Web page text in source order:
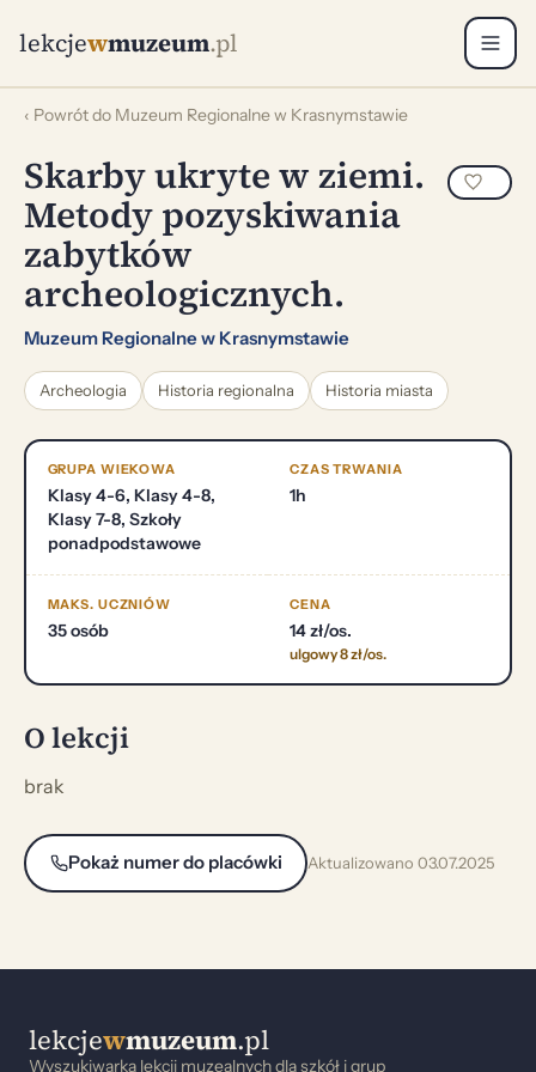
lekcjewmuzeum.pl
‹ Powrót do Muzeum Regionalne w Krasnymstawie
Skarby ukryte w ziemi.
Metody pozyskiwania
zabytków
archeologicznych.
Muzeum Regionalne w Krasnymstawie
Archeologia Historia regionalna Historia miasta
GRUPA WIEKOWA
Klasy 4-6, Klasy 4-8,
Klasy 7-8, Szkoły
ponadpodstawowe
CZAS TRWANIA
1h
MAKS. UCZNIÓW
35 osób
CENA
14 zł/os.
ulgowy 8 zł/os.
O lekcji
brak
Pokaż numer do placówki Aktualizowano 03.07.2025
lekcjewmuzeum.pl
Wyszukiwarka lekcji muzealnych dla szkół i grup